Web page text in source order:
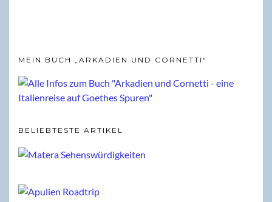
MEIN BUCH „ARKADIEN UND CORNETTI“
BELIEBTESTE ARTIKEL